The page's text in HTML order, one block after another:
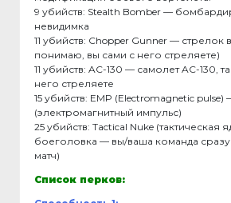
9 убийств: Stealth Bomber —
невидимка
11 убийств: Chopper Gunner — стрелок
понимаю, вы сами с него стреляете)
11 убийств: AC-130 — самолет AC-130,
него стреляете
15 убийств: EMP (Electromagnetic
(электромагнитный импульс)
25 убийств: Tactical Nuke (тактическая
боеголовка — вы/ваша команда
матч)
Список перков: